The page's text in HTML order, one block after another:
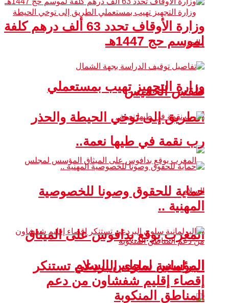
وزارة التجهيز تهيب بمستعملي
الطريق إلى توخي الحيطة والحذر
المغرب يوقع بدافوس على الميثاق
المؤسس لمجلس السلام
وزارة الأوقاف تحدد 63 ألف درهم كلفة
لموسم حج 1447هـ
طقس الخميس
رب نقمة في طيها نعمة..
حماية للحقوق وصونا للخصوصية
المهنية ..
البرلمانية سلوى البردعي تستنكر
إقصاء إقليم شفشاون من دعم
المناطق المنكوبة